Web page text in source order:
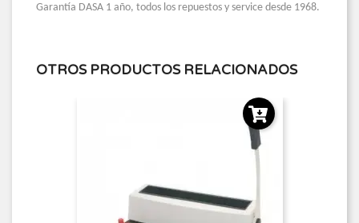
Garantía DASA 1 año, todos los repuestos y service desde 1968.
OTROS PRODUCTOS RELACIONADOS